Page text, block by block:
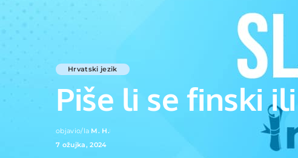
Hrvatski jezik
Piše li se finski
Posted
by
objavio/la M. H.
7 ožujka, 2024